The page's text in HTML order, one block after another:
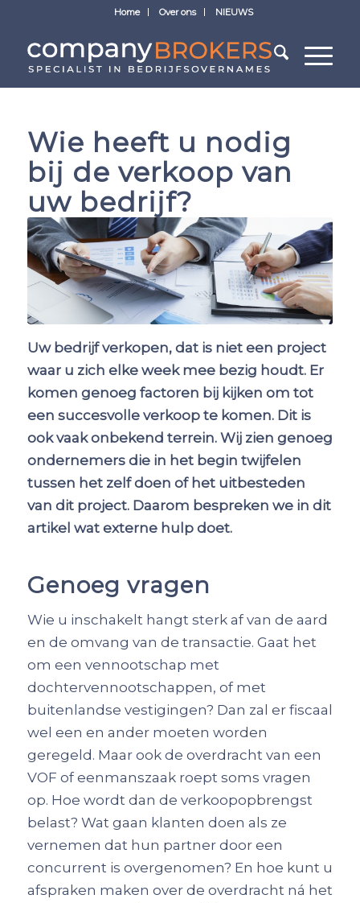
Home Over ons NIEUWS
Wie heeft u nodig
bij de verkoop van
uw bedrijf?
Uw bedrijf verkopen, dat is niet een project
waar u zich elke week mee bezig houdt. Er
komen genoeg factoren bij kijken om tot
een succesvolle verkoop te komen. Dit is
ook vaak onbekend terrein. Wij zien genoeg
ondernemers die in het begin twijfelen
tussen het zelf doen of het uitbesteden
van dit project. Daarom bespreken we in dit
artikel wat externe hulp doet.
Genoeg vragen
Wie u inschakelt hangt sterk af van de aard
en de omvang van de transactie. Gaat het
om een vennootschap met
dochtervennootschappen, of met
buitenlandse vestigingen? Dan zal er fiscaal
wel een en ander moeten worden
geregeld. Maar ook de overdracht van een
VOF of eenmanszaak roept soms vragen
op. Hoe wordt dan de verkoopopbrengst
belast? Wat gaan klanten doen als ze
vernemen dat hun partner door een
concurrent is overgenomen? En hoe kunt u
afspraken maken over de overdracht ná het